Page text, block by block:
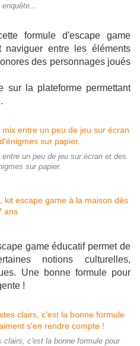
enquête…
formule d'escape game
naviguer entre les éléments
des personnages joués
sur la plateforme permettant
un peu de jeu sur écran et des
sur papier.
game éducatif permet de
notions culturelles,
Une bonne formule pour
!
c'est la bonne formule pour